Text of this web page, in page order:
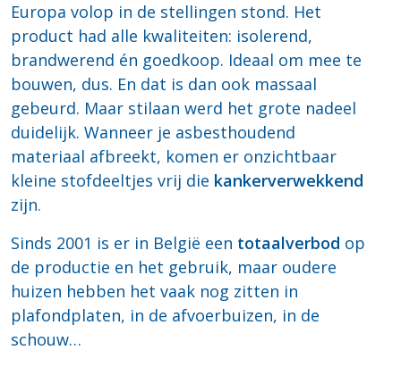
Europa volop in de stellingen stond. Het
product had alle kwaliteiten: isolerend,
brandwerend én goedkoop. Ideaal om mee te
bouwen, dus. En dat is dan ook massaal
gebeurd. Maar stilaan werd het grote nadeel
duidelijk. Wanneer je asbesthoudend
materiaal afbreekt, komen er onzichtbaar
kleine stofdeeltjes vrij die kankerverwekkend
zijn.
Sinds 2001 is er in België een totaalverbod op
de productie en het gebruik, maar oudere
huizen hebben het vaak nog zitten in
plafondplaten, in de afvoerbuizen, in de
schouw…